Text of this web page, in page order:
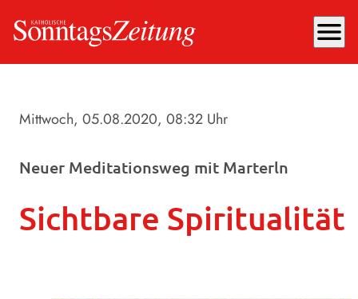
menu
Mittwoch, 05.08.2020, 08:32 Uhr
Neuer Meditationsweg mit Marterln
Sichtbare Spiritualität